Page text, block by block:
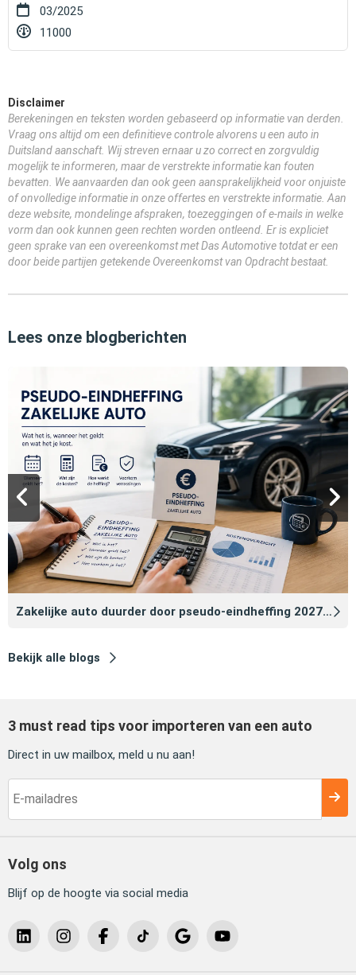
03/2025
11000
Disclaimer
Berekeningen en teksten worden gebaseerd op informatie van derden.
Vraag ons altijd om een definitieve controle alvorens u een auto in
Duitsland aanschaft. Wij streven ernaar u zo correct en zorgvuldig
mogelijk te informeren, maar de verstrekte informatie kan fouten
bevatten. We aanvaarden dan ook geen aansprakelijkheid voor onjuiste
of onvolledige informatie in onze offertes en verstrekte informatie. Aan
deze website, mondelinge afspraken, toezeggingen of e-mails in welke
vorm dan ook kunnen geen rechten worden ontleend. Er is expliciet
geen sprake van een overeenkomst met Das Automotive totdat er een
door beide partijen getekende Overeenkomst van Opdracht bestaat.
Lees onze blogberichten
Zakelijke auto duurder door pseudo‑eindheffing 2027: zo voorkomt u dat
Bekijk alle blogs
3 must read tips voor importeren van een auto
Direct in uw mailbox, meld u nu aan!
Volg ons
Blijf op de hoogte via social media